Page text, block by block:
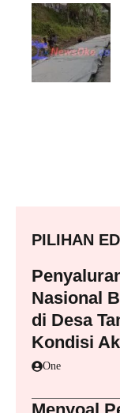
PILIHAN
Nasional
di Desa
Kondisi
One